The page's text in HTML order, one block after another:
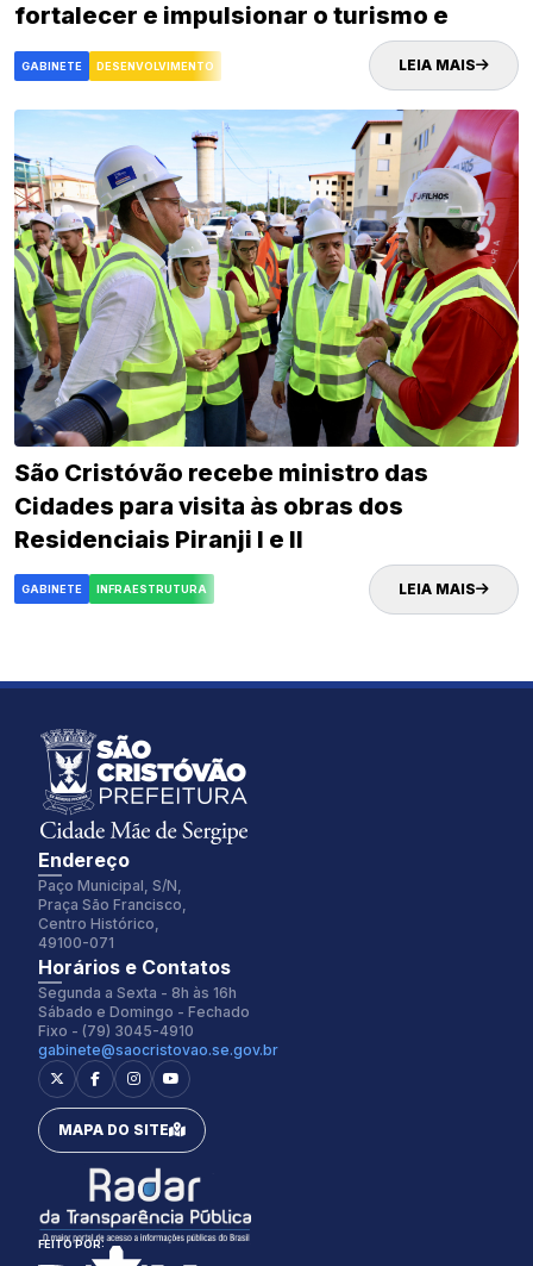
fortalecer e impulsionar o turismo e
desenvolvimento econômico da cidade
GABINETE DESENVOLVIMENTO LEIA MAIS
São Cristóvão recebe ministro das
Cidades para visita às obras dos
Residenciais Piranji I e II
GABINETE INFRAESTRUTURA LEIA MAIS
Inter
Espaçamento Fonte:
0px
Alterar Tema:
Claro
Endereço
Paço Municipal, S/N,
Praça São Francisco,
Centro Histórico,
49100-071
Horários e Contatos
Segunda a Sexta - 8h às 16h
Sábado e Domingo - Fechado
Fixo - (79) 3045-4910
gabinete@saocristovao.se.gov.br
MAPA DO SITE
FEITO POR: